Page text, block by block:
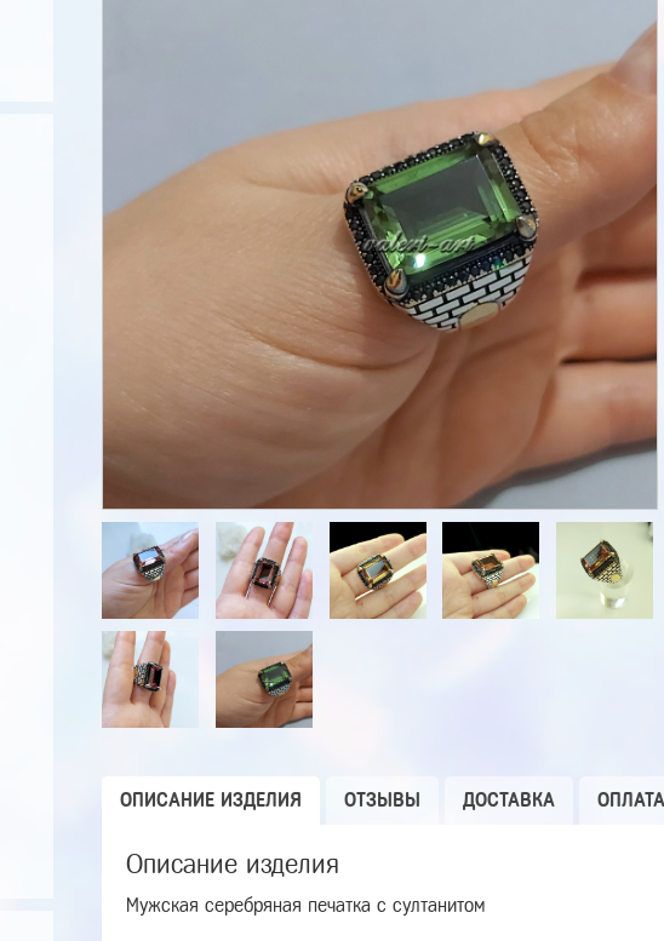
ОПИСАНИЕ ИЗДЕЛИЯ ОТЗЫВЫ ДОСТАВКА ОПЛАТА
Описание изделия
Мужская серебряная печатка с султанитом